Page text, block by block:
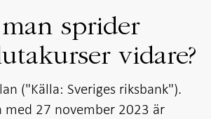
sprider
vidare?
("Källa: Sveriges riksbank").
med 27 november 2023 är